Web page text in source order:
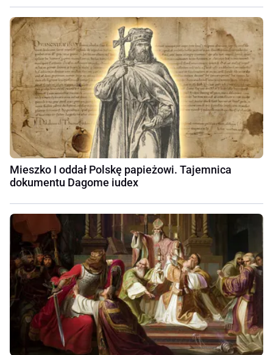
Mieszko I oddał Polskę papieżowi. Tajemnica
dokumentu Dagome iudex